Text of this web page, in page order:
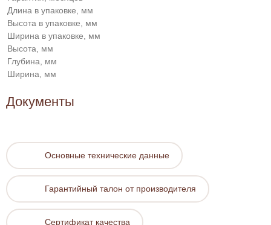
Длина в упаковке, мм
Высота в упаковке, мм
Ширина в упаковке, мм
Высота, мм
Глубина, мм
Ширина, мм
Документы
Основные технические данные
Гарантийный талон от производителя
Сертификат качества